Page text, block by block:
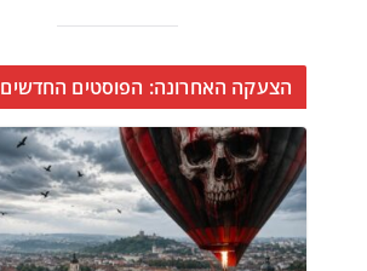
הצעקה האחרונה: הפוסטים החדשים